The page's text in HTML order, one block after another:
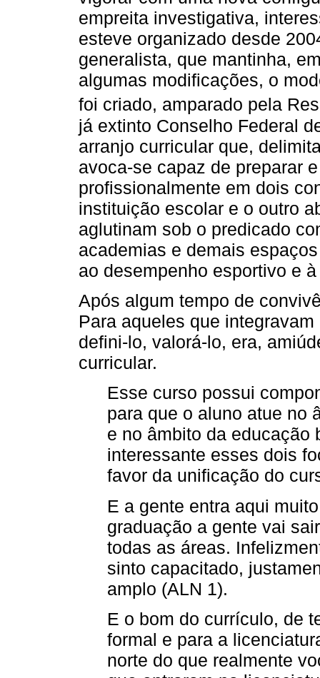
empreita investigativa,
esteve organizado desde
generalista, que mantinha,
algumas modificações, o
foi criado, amparado pela
já extinto Conselho Federal
arranjo curricular que,
avoca-se capaz de preparar
profissionalmente em dois
instituição escolar e o outro
aglutinam sob o predicado
academias e demais
ao desempenho esportivo e
Após algum tempo de
Para aqueles que
defini-lo, valorá-lo, era,
curricular.
Esse curso possui
para que o aluno atue no
e no âmbito da educação
interessante esses dois
favor da unificação do
E a gente entra aqui
graduação a gente vai
todas as áreas.
sinto capacitado,
amplo (ALN 1).
E o bom do currículo, de
formal e para a
norte do que realmente